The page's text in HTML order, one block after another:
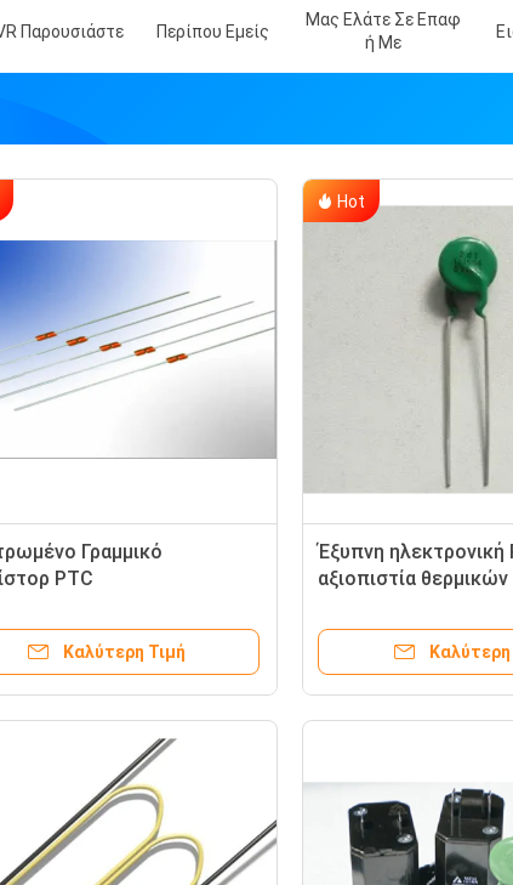
Παρουσιάστε Περίπου Εμείς
Μας Ελάτε Σε Επαφ
Ή Με
Γραμμικό
PTC
Καλύτερη Τιμή
Hot
Έξυπνη ηλεκτρονική
αξιοπιστία θερμικών
εξοικονόμησης
Καλύτερη